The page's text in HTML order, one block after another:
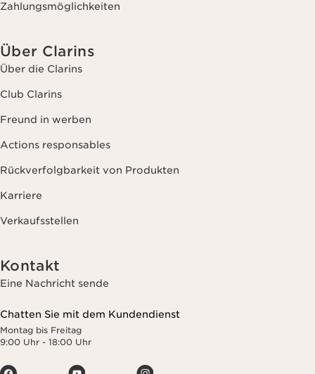
Zahlungsmöglichkeiten
Über Clarins
Über die Clarins
Club Clarins
Freund in werben
Actions responsables
Rückverfolgbarkeit von Produkten
Karriere
Verkaufsstellen
Kontakt
Eine Nachricht sende
Chatten Sie mit dem Kundendienst
Montag bis Freitag
9:00 Uhr - 18:00 Uhr